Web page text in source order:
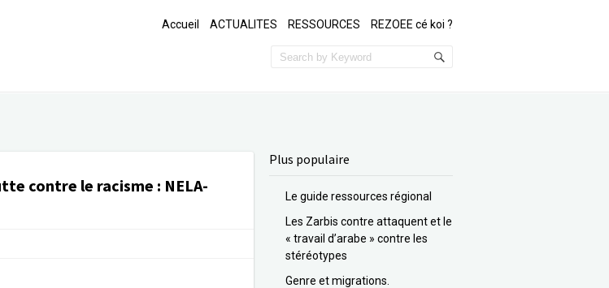
Accueil ACTUALITES RESSOURCES REZOEE cé koi ?
contre le racisme : NELA-
Plus populaire
Le guide ressources régional
Les Zarbis contre attaquent et le
« travail d’arabe » contre les
stéréotypes
Genre et migrations.